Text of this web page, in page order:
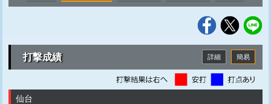
打撃成績 簡易
詳細
仙台